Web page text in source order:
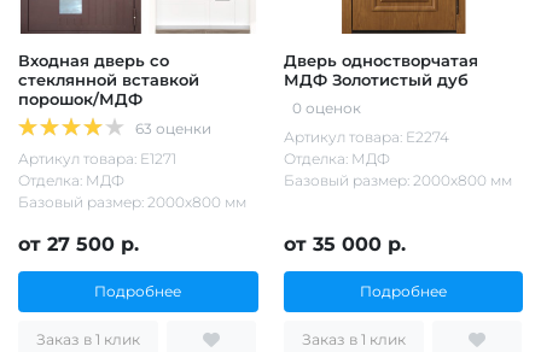
Входная дверь со
стеклянной вставкой
порошок/МДФ
63 оценки
Артикул товара: Е1271
Отделка: МДФ
Базовый размер: 2000х800 мм
от 27 500 р.
Подробнее
Заказ в 1 клик
Дверь одностворчатая
МДФ Золотистый дуб
0 оценок
Артикул товара: Е2274
Отделка: МДФ
Базовый размер: 2000х800 мм
от 35 000 р.
Подробнее
Заказ в 1 клик